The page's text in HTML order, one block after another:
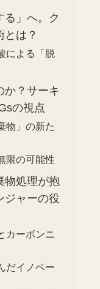
る」へ。ク
とは？
による「脱
か？サーキ
の視点
物」の新た
限の可能性
物処理が抱
ジャーの役
カーボンニ
だイノベー